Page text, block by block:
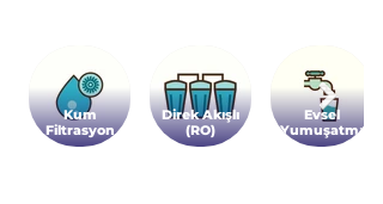
Kum
Filtrasyon
Direk Akışlı
(RO)
Evsel
Yumuşatma